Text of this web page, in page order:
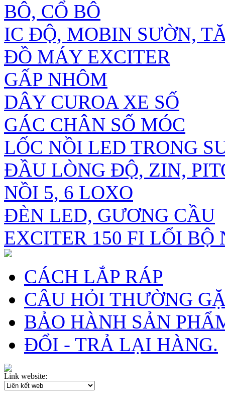
BÔ, CỔ BÔ
IC ĐỘ, MOBIN SƯỜN,
ĐỒ MÁY EXCITER
GẤP NHÔM
DÂY CUROA XE SỐ
GÁC CHÂN SỐ MÓC
LỐC NỒI LED TRONG
ĐẦU LÒNG ĐỘ, ZIN,
NỒI 5, 6 LOXO
ĐÈN LED, GƯƠNG CẦU
EXCITER 150 FI LỔI BỘ
CÁCH LẮP RÁP
CÂU HỎI THƯỜNG
BẢO HÀNH SẢN
ĐỔI - TRẢ LẠI HÀNG.
Link website: